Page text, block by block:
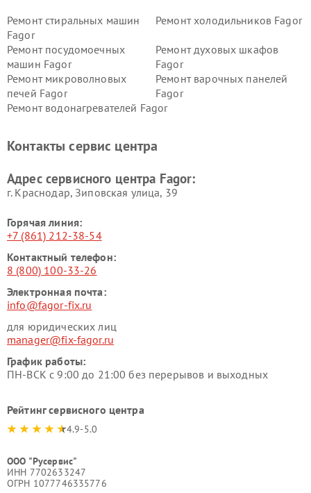
Ремонт стиральных машин
Fagor
Ремонт холодильников Fagor
Ремонт посудомоечных
машин Fagor
Ремонт духовых шкафов
Fagor
Ремонт микроволновых
печей Fagor
Ремонт варочных панелей
Fagor
Ремонт водонагревателей Fagor
Контакты сервис центра
Адрес сервисного центра Fagor:
г. Краснодар, Зиповская улица, 39
Горячая линия:
+7 (861) 212-38-54
Контактный телефон:
8 (800) 100-33-26
Электронная почта:
info@fagor-fix.ru
для юридических лиц
manager@fix-fagor.ru
График работы:
ПН-ВСК с 9:00 до 21:00 без перерывов и выходных
Рейтинг сервисного центра
4.9-5.0
ООО "Русервис"
ИНН 7702633247
ОГРН 1077746335776